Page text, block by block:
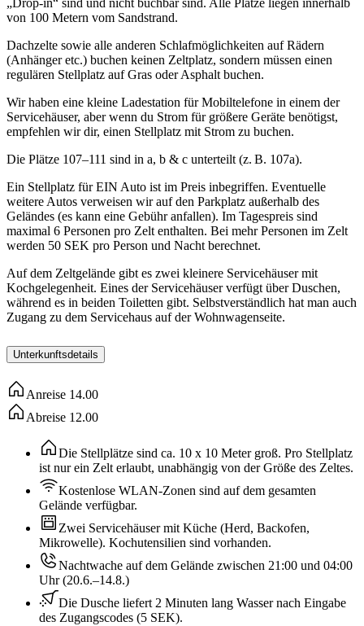
„Drop-in“ sind und nicht buchbar sind. Alle Plätze liegen innerhalb
von 100 Metern vom Sandstrand.
Dachzelte sowie alle anderen Schlafmöglichkeiten auf Rädern
(Anhänger etc.) buchen keinen Zeltplatz, sondern müssen einen
regulären Stellplatz auf Gras oder Asphalt buchen.
Wir haben eine kleine Ladestation für Mobiltelefone in einem der
Servicehäuser, aber wenn du Strom für größere Geräte benötigst,
empfehlen wir dir, einen Stellplatz mit Strom zu buchen.
Die Plätze 107–111 sind in a, b & c unterteilt (z. B. 107a).
Ein Stellplatz für EIN Auto ist im Preis inbegriffen. Eventuelle
weitere Autos verweisen wir auf den Parkplatz außerhalb des
Geländes (es kann eine Gebühr anfallen). Im Tagespreis sind
maximal 6 Personen pro Zelt enthalten. Bei mehr Personen im Zelt
werden 50 SEK pro Person und Nacht berechnet.
Auf dem Zeltgelände gibt es zwei kleinere Servicehäuser mit
Kochgelegenheit. Eines der Servicehäuser verfügt über Duschen,
während es in beiden Toiletten gibt. Selbstverständlich hat man auch
Zugang zu dem Servicehaus auf der Wohnwagenseite.
Unterkunftsdetails
Anreise 14.00
Abreise 12.00
Die Stellplätze sind ca. 10 x 10 Meter groß. Pro Stellplatz
ist nur ein Zelt erlaubt, unabhängig von der Größe des Zeltes.
Kostenlose WLAN-Zonen sind auf dem gesamten
Gelände verfügbar.
Zwei Servicehäuser mit Küche (Herd, Backofen,
Mikrowelle). Kochutensilien sind vorhanden.
Nachtwache auf dem Gelände zwischen 21:00 und 04:00
Uhr (20.6.–14.8.)
Die Dusche liefert 2 Minuten lang Wasser nach Eingabe
des Zugangscodes (5 SEK).